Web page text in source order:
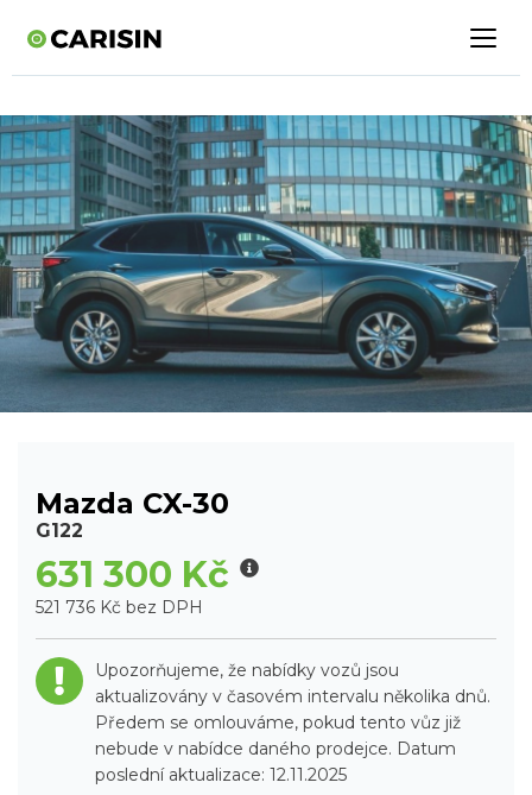
Mazda CX-30
G122
631 300 Kč
521 736 Kč bez DPH
Upozorňujeme, že nabídky vozů jsou
aktualizovány v časovém intervalu několika dnů.
Předem se omlouváme, pokud tento vůz již
nebude v nabídce daného prodejce. Datum
poslední aktualizace: 12.11.2025